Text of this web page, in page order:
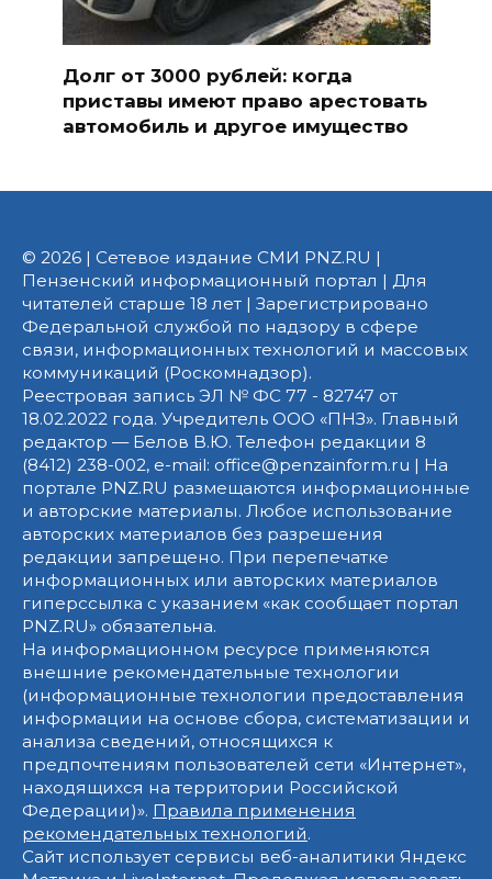
Долг от 3000 рублей: когда
приставы имеют право арестовать
автомобиль и другое имущество
© 2026 | Сетевое издание СМИ PNZ.RU |
Пензенский информационный портал | Для
читателей старше 18 лет | Зарегистрировано
Федеральной службой по надзору в сфере
связи, информационных технологий и массовых
коммуникаций (Роскомнадзор).
Реестровая запись ЭЛ № ФС 77 - 82747 от
18.02.2022 года. Учредитель ООО «ПНЗ». Главный
редактор — Белов В.Ю. Телефон редакции 8
(8412) 238-002, e-mail: office@penzainform.ru | На
портале PNZ.RU размещаются информационные
и авторские материалы. Любое использование
авторских материалов без разрешения
редакции запрещено. При перепечатке
информационных или авторских материалов
гиперссылка с указанием «как сообщает портал
PNZ.RU» обязательна.
На информационном ресурсе применяются
внешние рекомендательные технологии
(информационные технологии предоставления
информации на основе сбора, систематизации и
анализа сведений, относящихся к
предпочтениям пользователей сети «Интернет»,
находящихся на территории Российской
Федерации)». Правила применения
рекомендательных технологий.
Сайт использует сервисы веб-аналитики Яндекс